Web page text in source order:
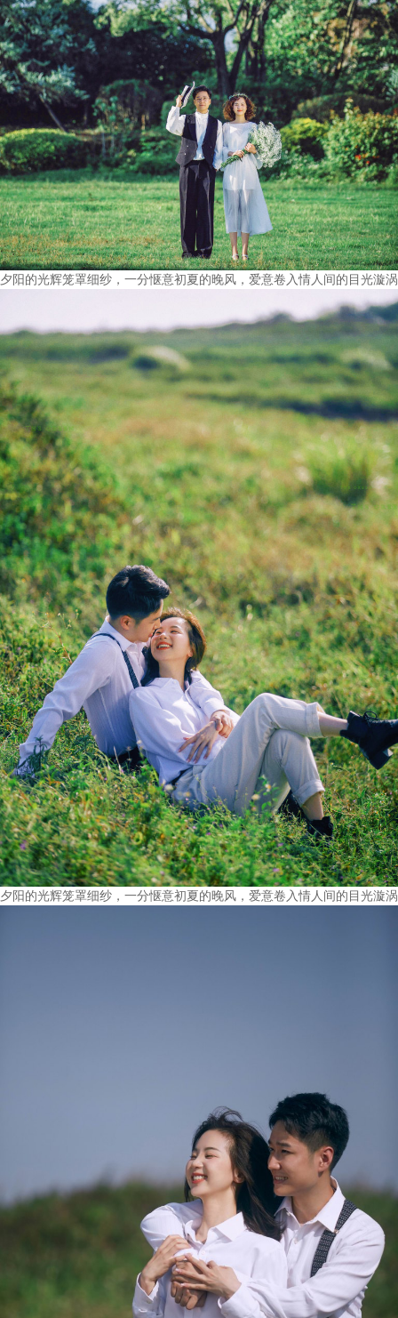
夕阳的光辉笼罩细纱，一分惬意初夏的晚风，爱意卷入情人间的目光漩涡
夕阳的光辉笼罩细纱，一分惬意初夏的晚风，爱意卷入情人间的目光漩涡